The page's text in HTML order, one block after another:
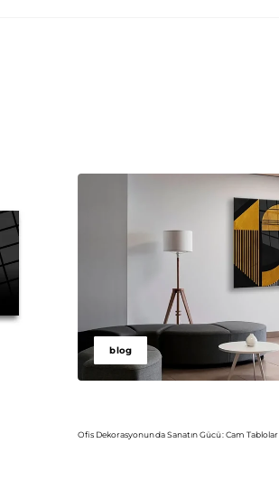
blog
Ofis Dekorasyonunda Sanatın Gücü: Cam Tablolar